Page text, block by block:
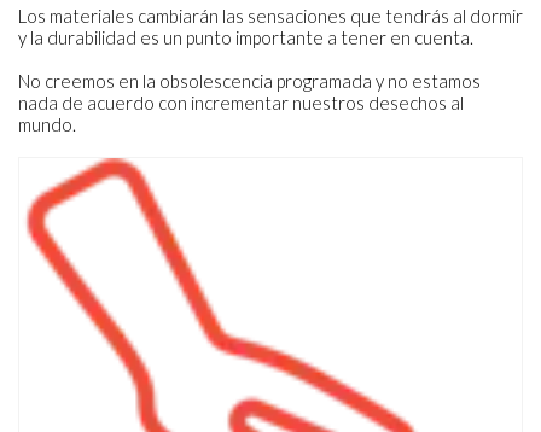
Los materiales cambiarán las sensaciones que tendrás al dormir
y la durabilidad es un punto importante a tener en cuenta.
No creemos en la obsolescencia programada y no estamos
nada de acuerdo con incrementar nuestros desechos al
mundo.